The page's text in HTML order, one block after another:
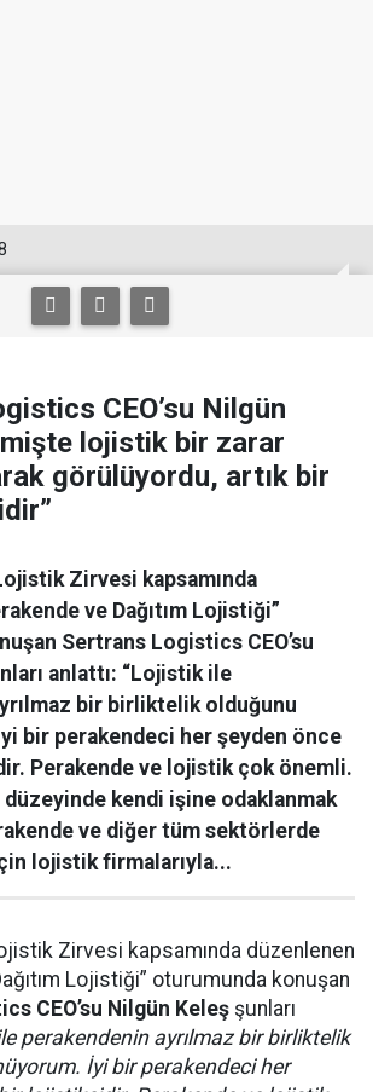
CEO’su Nilgün
lojistik bir zarar
görülüyordu, artık bir
Zirvesi kapsamında
ve Dağıtım Lojistiği”
Sertrans Logistics CEO’su
anlattı: “Lojistik ile
bir birliktelik olduğunu
bir perakendeci her şeyden önce
Perakende ve lojistik çok önemli.
kendi işine odaklanmak
ve diğer tüm sektörlerde
lojistik firmalarıyla...
Zirvesi kapsamında düzenlenen
Lojistiği” oturumunda konuşan
CEO’su Nilgün Keleş şunları
perakendenin ayrılmaz bir birliktelik
İyi bir perakendeci her